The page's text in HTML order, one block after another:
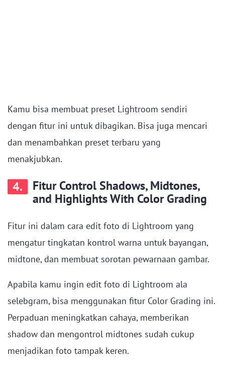
Kamu bisa membuat preset Lightroom sendiri
dengan fitur ini untuk dibagikan. Bisa juga mencari
dan menambahkan preset terbaru yang
menakjubkan.
4.
Fitur Control Shadows, Midtones,
and Highlights With Color Grading
Fitur ini dalam cara edit foto di Lightroom yang
mengatur tingkatan kontrol warna untuk bayangan,
midtone, dan membuat sorotan pewarnaan gambar.
Apabila kamu ingin edit foto di Lightroom ala
selebgram, bisa menggunakan fitur Color Grading ini.
Perpaduan meningkatkan cahaya, memberikan
shadow dan mengontrol midtones sudah cukup
menjadikan foto tampak keren.